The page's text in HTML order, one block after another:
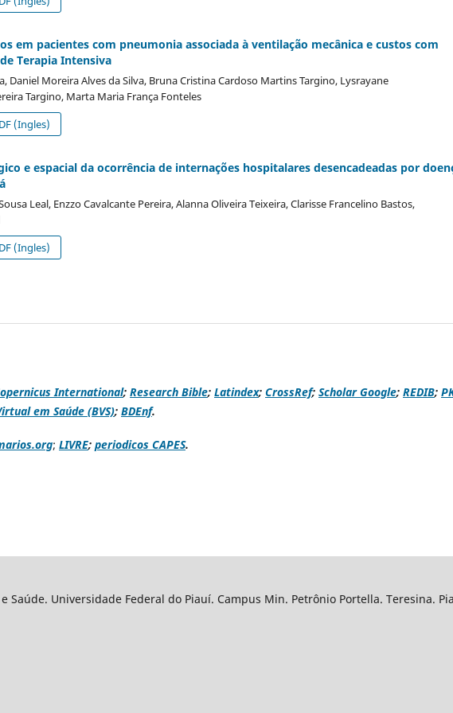
em pacientes com pneumonia associada à ventilação mecânica e custos com
Terapia Intensiva
Daniel Moreira Alves da Silva, Bruna Cristina Cardoso Martins Targino, Lysrayane
Targino, Marta Maria França Fonteles
(Ingles)
e espacial da ocorrência de internações hospitalares desencadeadas por
Leal, Enzzo Cavalcante Pereira, Alanna Oliveira Teixeira, Clarisse Francelino Bastos,
(Ingles)
International; Research Bible; Latindex; CrossRef; Scholar Google; REDIB;
em Saúde (BVS); BDEnf.
; LIVRE; periodicos CAPES.
Saúde. Universidade Federal do Piauí. Campus Min. Petrônio Portella. Teresina.